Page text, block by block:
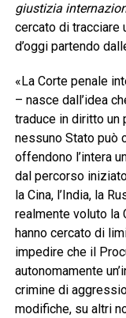
giustizia
cercato di tracciare
d’oggi partendo
«La Corte penale
– nasce dall’idea
traduce in diritto un
nessuno Stato può
offendono l’intera
dal percorso
la Cina, l’India, la
realmente voluto la
hanno cercato di
impedire che il
autonomamente
crimine di
modifiche, su altri